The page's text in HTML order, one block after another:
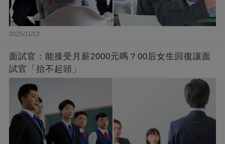
2025/11/13
面試官：能接受月薪2000元嗎？00后女生回復讓面
試官「抬不起頭」